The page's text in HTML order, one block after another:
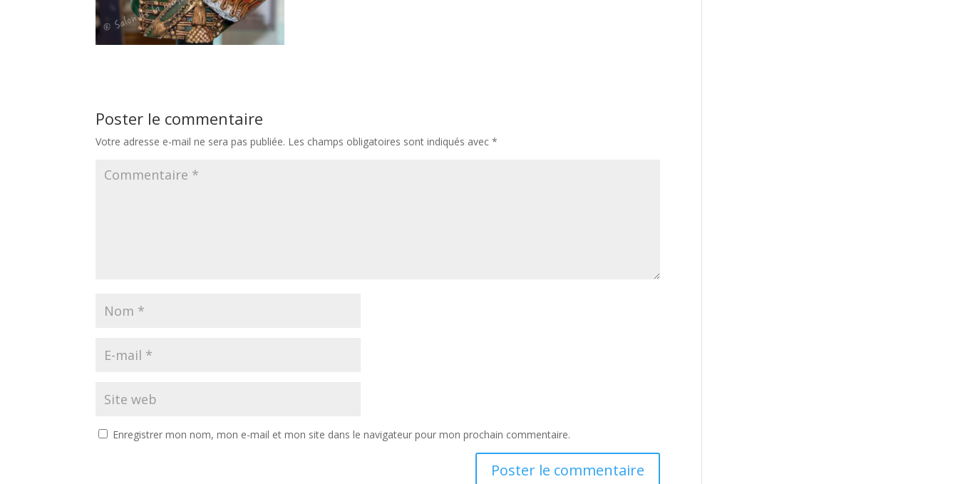
Poster le commentaire
Votre adresse e-mail ne sera pas publiée. Les champs obligatoires sont indiqués avec*
Enregistrer mon nom, mon e-mail et mon site dans le navigateur pour mon prochain commentaire.